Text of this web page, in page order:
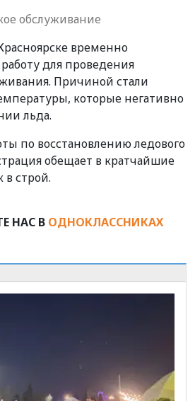
обслуживание
временно
для проведения
Причиной стали
которые негативно
льда.
по восстановлению ледового
обещает в кратчайшие
в строй.
НАС В ОДНОКЛАССНИКАХ